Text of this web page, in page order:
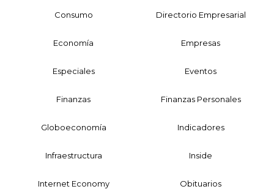
Consumo Directorio Empresarial
Economía Empresas
Especiales Eventos
Finanzas Finanzas Personales
Globoeconomía Indicadores
Infraestructura Inside
Internet Economy Obituarios